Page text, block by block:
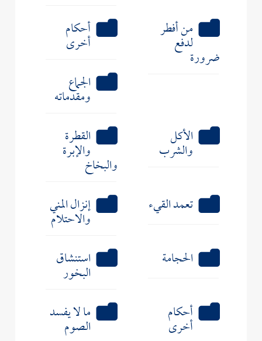
من أفطر
لدفع
ضرورة
أحكام
أخرى
الجماع
ومقدماته
الأكل
والشرب
القطرة
والإبرة
والبخاخ
تعمد القيء
إنزال المني
والاحتلام
الحجامة
استنشاق
البخور
أحكام
أخرى
ما لا يفسد
الصوم